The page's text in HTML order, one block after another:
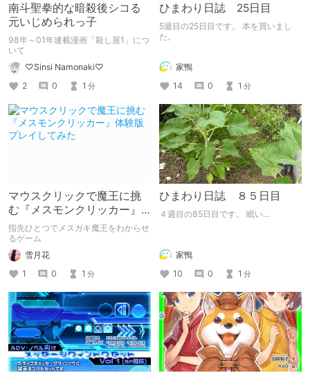
南斗聖拳的な暗殺後シコる
元いじめられっ子
98年～01年連載漫画「殺し屋1」につ
いて
♡Sinsi Namonaki♡
2
0 1 分
ひまわり日誌 25日目
5週目の25日目です。 本を買いまし
た。
家鴨
14
0 1 分
マウスクリックで魔王に挑
む『メスモンクリッカー』
体験版プレイしてみた
指先ひとつでメスガキ魔王をわからせ
るゲーム
雪月花
1
0 1 分
ひまわり日誌 ８５日目
４週目の85日目です。 眠い...
家鴨
10
0 1 分